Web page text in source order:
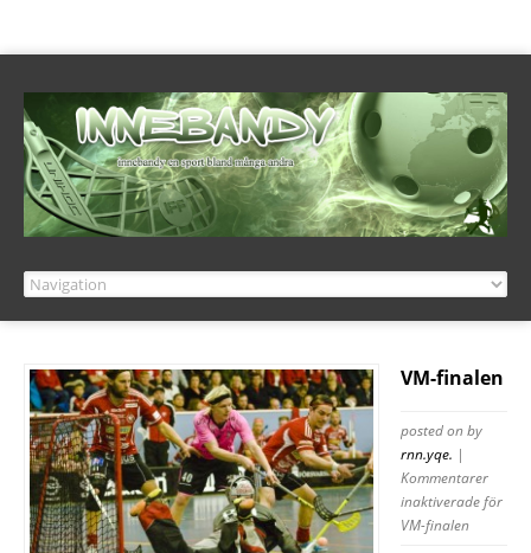
VM-finalen
posted onby
rnn.yqe. |
Kommentarer
inaktiveradeför
VM-finalen